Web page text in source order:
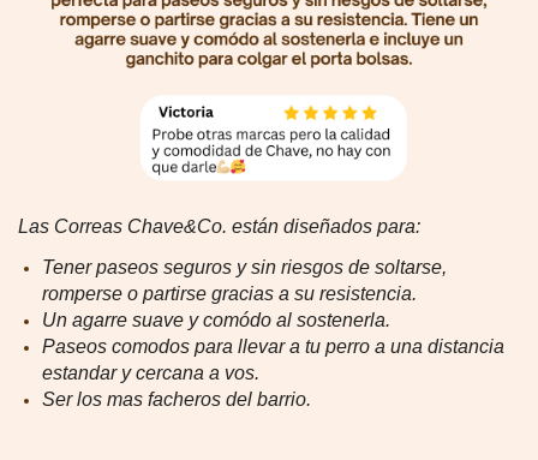
Las Correas Chave&Co. están diseñados para:
Tener paseos seguros y sin riesgos de soltarse,
romperse o partirse gracias a su resistencia.
Un agarre suave y comódo al sostenerla.
Paseos comodos para llevar a tu perro a una distancia
estandar y cercana a vos.
Ser los mas facheros del barrio.